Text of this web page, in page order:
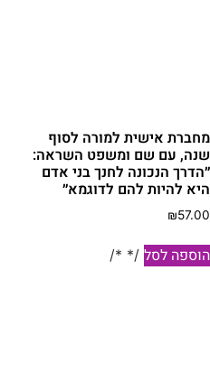
אישית למורה לסוף
עם שם ומשפט השראה:
הנכונה לחנך בני אדם
להיות להם לדוגמא״
₪
לסל /* */